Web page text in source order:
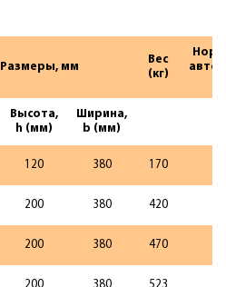
Размеры, мм
Вес
(кг)
Высота,
h (мм)
Ширина,
b (мм)
120 380 170
200 380 420
200 380 470